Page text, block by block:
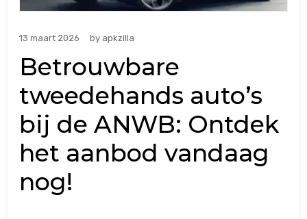
13 maart 2026 by apkzilla
Betrouwbare
tweedehands auto’s
bij de ANWB: Ontdek
het aanbod vandaag
nog!